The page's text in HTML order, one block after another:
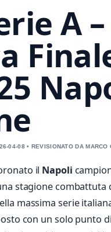
A –
04-08 • REVISIONATO DA MARCO
il Napoli
stagione combattuta
massima serie
con un solo punto